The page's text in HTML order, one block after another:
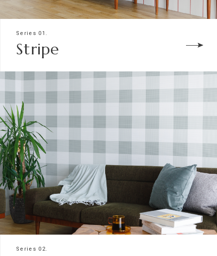
Series 01.
Stripe
Series 02.